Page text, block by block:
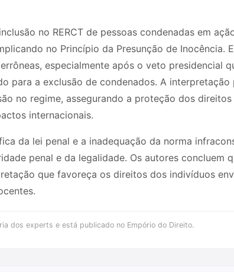
no RERCT de pessoas condenadas em
no Princípio da Presunção de Inocência.
especialmente após o veto presidencial
para a exclusão de condenados. A interpretação
no regime, assegurando a proteção dos direitos
internacionais.
da lei penal e a inadequação da norma
penal e da legalidade. Os autores concluem
que favoreça os direitos dos indivíduos
dos experts e está publicado no Empório do Direito.